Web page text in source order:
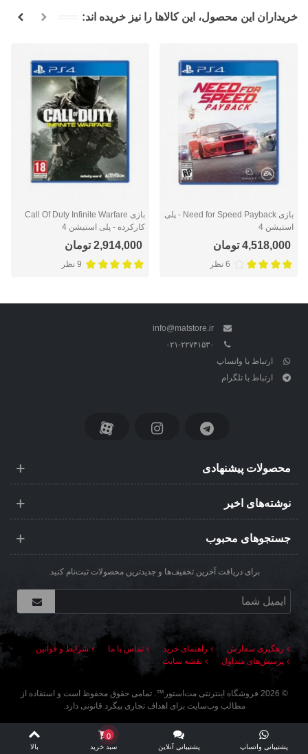
خریداران این محصول، این کالاها را نیز خریده اند:
بازی Need for Speed Payback - پلی
استیشن 4
4,518,000 تومان
6 نظر
بازی Call Of Duty Infinite Warfare
کارکرده - پلی استیشن 4
2,914,000 تومان
9 نظر
info@matstore.ir
۰۲۱-۲۲۷۴۱۵۳۰
ارتباط با واتساپ
ارتباط با تلگرام
محصولات پیشنهادی
نوشته‌های اخیر
جستجوهای محبوب
برای دریافت آخرین تخفیف‌ها و جدیدترین محصولات ثبت‌نام کنید.
رهگیری سفارش راهنمای خرید تماس با ما
شرایط و قوانین
پرسش‌های متداول
نقشه سایت
©
2026 فروشگاه اینترنتی مت‌استور ™. تمامی حقوق محفوظ است و استفاده از
مطالب وب‌سایت برای اهداف تجاری پیگرد قانونی دارد.
پشتیبانی واتساپ پشتیبانی آنلاین سبد خرید
0
بالا